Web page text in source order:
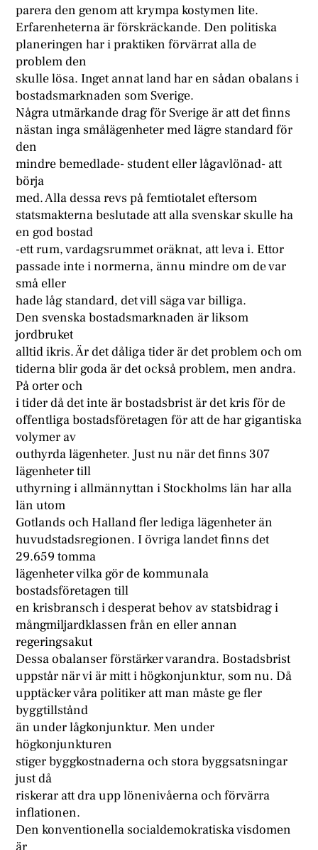
parera den genom att krympa kostymen lite.
Erfarenheterna är förskräckande. Den politiska
planeringen har i praktiken förvärrat alla de
problem den
skulle lösa. Inget annat land har en sådan obalans i
bostadsmarknaden som Sverige.
Några utmärkande drag för Sverige är att det finns
nästan inga smålägenheter med lägre standard för
den
mindre bemedlade- student eller lågavlönad- att
börja
med. Alla dessa revs på femtiotalet eftersom
statsmakterna beslutade att alla svenskar skulle ha
en god bostad
-ett rum, vardagsrummet oräknat, att leva i. Ettor
passade inte i normerna, ännu mindre om de var
små eller
hade låg standard, det vill säga var billiga.
Den svenska bostadsmarknaden är liksom
jordbruket
alltid ikris. Är det dåliga tider är det problem och om
tiderna blir goda är det också problem, men andra.
På orter och
i tider då det inte är bostadsbrist är det kris för de
offentliga bostadsföretagen för att de har gigantiska
volymer av
outhyrda lägenheter. Just nu när det finns 307
lägenheter till
uthyrning i allmännyttan i Stockholms län har alla
län utom
Gotlands och Halland fler lediga lägenheter än
huvudstadsregionen. I övriga landet finns det
29.659 tomma
lägenheter vilka gör de kommunala
bostadsföretagen till
en krisbransch i desperat behov av statsbidrag i
mångmiljardklassen från en eller annan
regeringsakut
Dessa obalanser förstärker varandra. Bostadsbrist
uppstår när vi är mitt i högkonjunktur, som nu. Då
upptäcker våra politiker att man måste ge fler
byggtillstånd
än under lågkonjunktur. Men under
högkonjunkturen
stiger byggkostnaderna och stora byggsatsningar
just då
riskerar att dra upp lönenivåerna och förvärra
inflationen.
Den konventionella socialdemokratiska visdomen